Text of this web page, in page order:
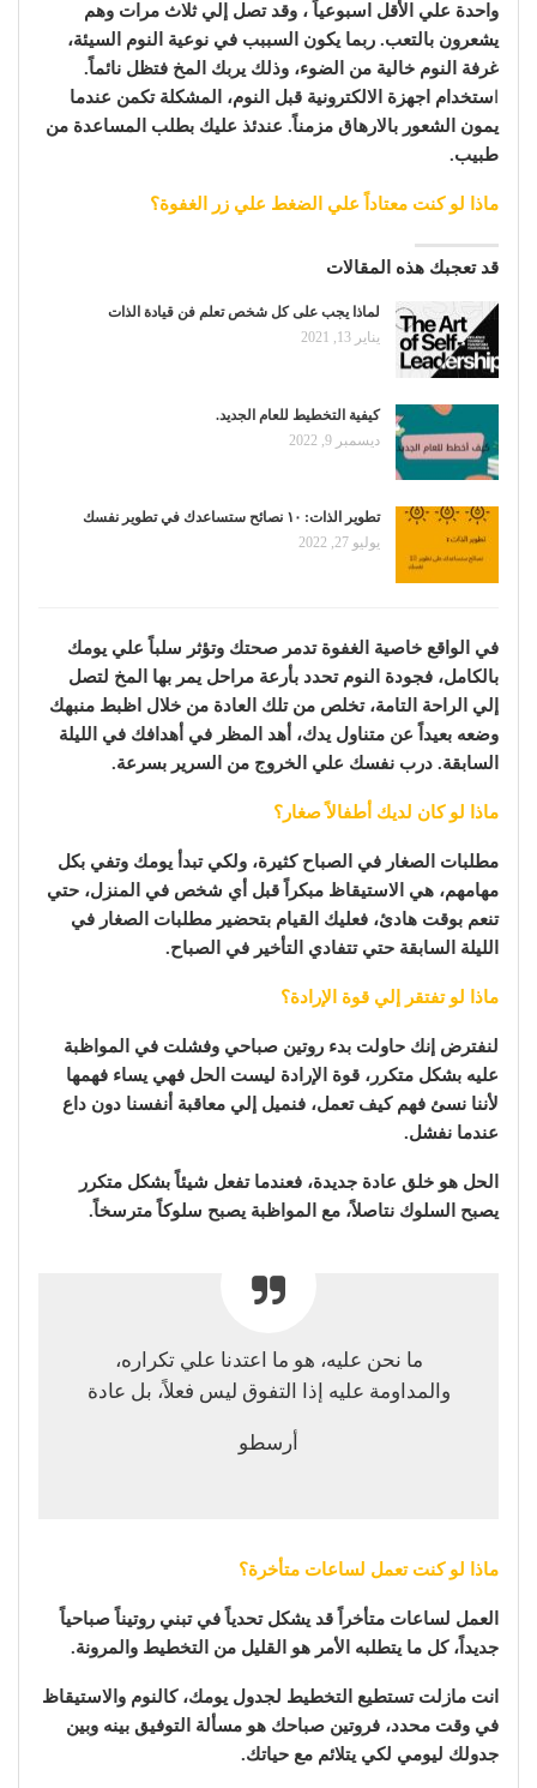
واحدة علي الأقل اسبوعياً ، وقد تصل إلي ثلاث مرات وهم
يشعرون بالتعب. ربما يكون السببب في نوعية النوم السيئة،
غرفة النوم خالية من الضوء، وذلك يربك المخ فتظل نائماً.
ستخدام اجهزة الالكترونية قبل النوم، المشكلة تكمن عندما
يمون الشعور بالارهاق مزمناً. عندئذ عليك بطلب المساعدة من
طبيب.
ماذا لو كنت معتاداً علي الضغط علي زر الغفوة؟
قد تعجبك هذه المقالات
لماذا يجب على كل شخص تعلم فن قيادة الذات
يناير 13, 2021
كيفية التخطيط للعام الجديد.
ديسمبر 9, 2022
تطوير الذات: ١٠ نصائح ستساعدك في تطوير نفسك
يوليو 27, 2022
في الواقع خاصية الغفوة تدمر صحتك وتؤثر سلباً علي يومك
بالكامل، فجودة النوم تحدد بأرعة مراحل يمر بها المخ لتصل
إلي الراحة التامة، تخلص من تلك العادة من خلال اظبط منبهك
وضعه بعيداً عن متناول يدك، أهد المظر في أهدافك في الليلة
السابقة. درب نفسك علي الخروج من السرير بسرعة.
ماذا لو كان لديك أطفالاً صغار؟
مطلبات الصغار في الصباح كثيرة، ولكي تبدأ يومك وتفي بكل
مهامهم، هي الاستيقاظ مبكراً قبل أي شخص في المنزل، حتي
تنعم بوقت هادئ، فعليك القيام بتحضير مطلبات الصغار في
الليلة السابقة حتي تتفادي التأخير في الصباح.
ماذا لو تفتقر إلي قوة الإرادة؟
لنفترض إنك حاولت بدء روتين صباحي وفشلت في المواظبة
عليه بشكل متكرر، قوة الإرادة ليست الحل فهي يساء فهمها
لأننا نسئ فهم كيف تعمل، فنميل إلي معاقبة أنفسنا دون داع
عندما نفشل.
الحل هو خلق عادة جديدة، فعندما تفعل شيئاً بشكل متكرر
يصبح السلوك نتاصلاً، مع المواظبة يصبح سلوكاً مترسخاً.
ما نحن عليه، هو ما اعتدنا علي تكراره،
والمداومة عليه إذا التفوق ليس فعلاً، بل عادة
أرسطو
ماذا لو كنت تعمل لساعات متأخرة؟
العمل لساعات متأخراً قد يشكل تحدياً في تبني روتيناً صباحياً
جديداً، كل ما يتطلبه الأمر هو القليل من التخطيط والمرونة.
انت مازلت تستطيع التخطيط لجدول يومك، كالنوم والاستيقاظ
في وقت محدد، فروتين صباحك هو مسألة التوفيق بينه وبين
جدولك ليومي لكي يتلائم مع حياتك.